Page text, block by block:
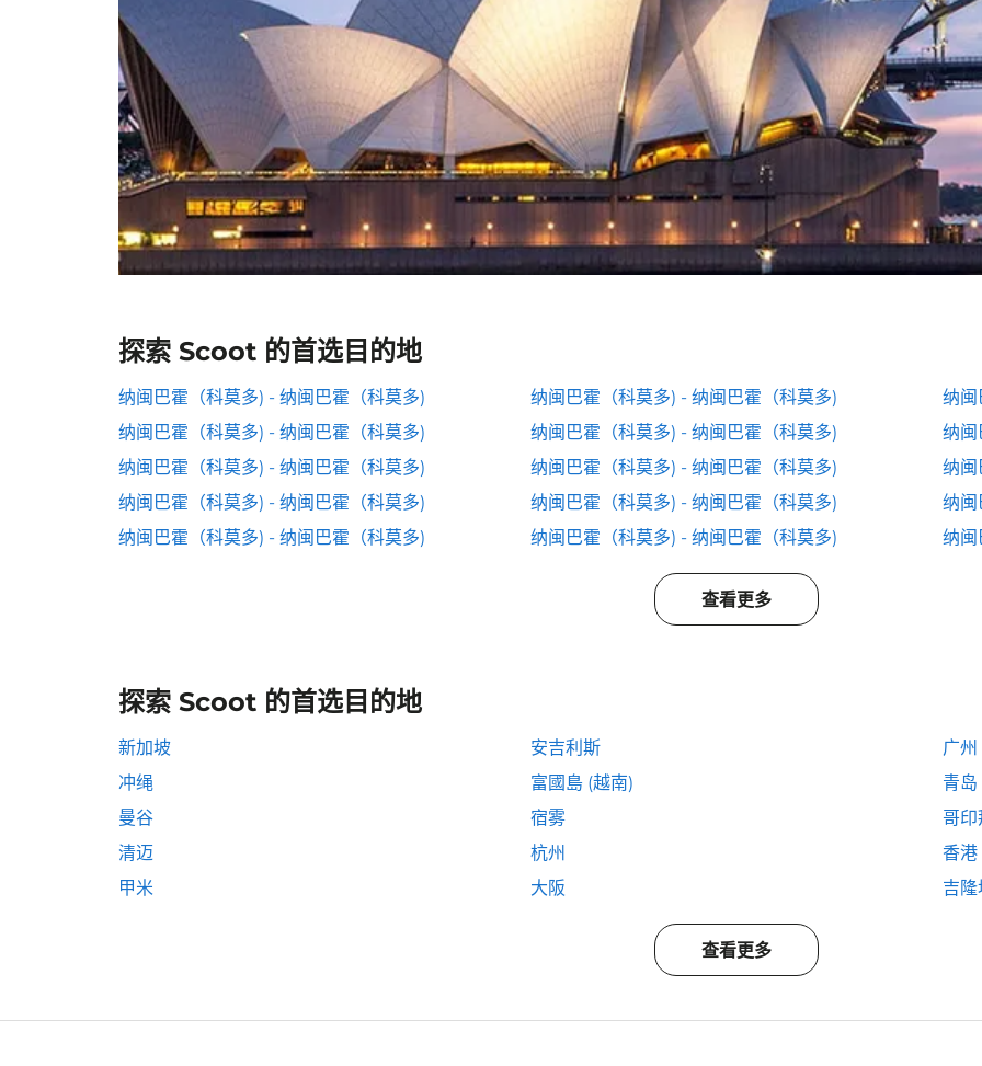
探索 Scoot 的首选目的地
纳闽巴霍（科莫多) - 纳闽巴霍（科莫多) 纳闽巴霍（科莫多) - 纳闽巴霍（科莫多)
纳闽
纳闽巴霍（科莫多) - 纳闽巴霍（科莫多)
纳闽巴霍（科莫多) - 纳闽巴霍（科莫多)
纳闽
纳闽巴霍（科莫多) - 纳闽巴霍（科莫多)
纳闽巴霍（科莫多) - 纳闽巴霍（科莫多)
纳闽
纳闽巴霍（科莫多) - 纳闽巴霍（科莫多)
纳闽巴霍（科莫多) - 纳闽巴霍（科莫多)
纳闽
纳闽巴霍（科莫多) - 纳闽巴霍（科莫多)
纳闽巴霍（科莫多) - 纳闽巴霍（科莫多) 纳闽
查看更多
探索 Scoot 的首选目的地
新加坡 安吉利斯
广州
冲绳
富國島 (越南)
青岛
曼谷
宿雾
哥印
清迈
杭州
香港
甲米
大阪 吉隆
查看更多